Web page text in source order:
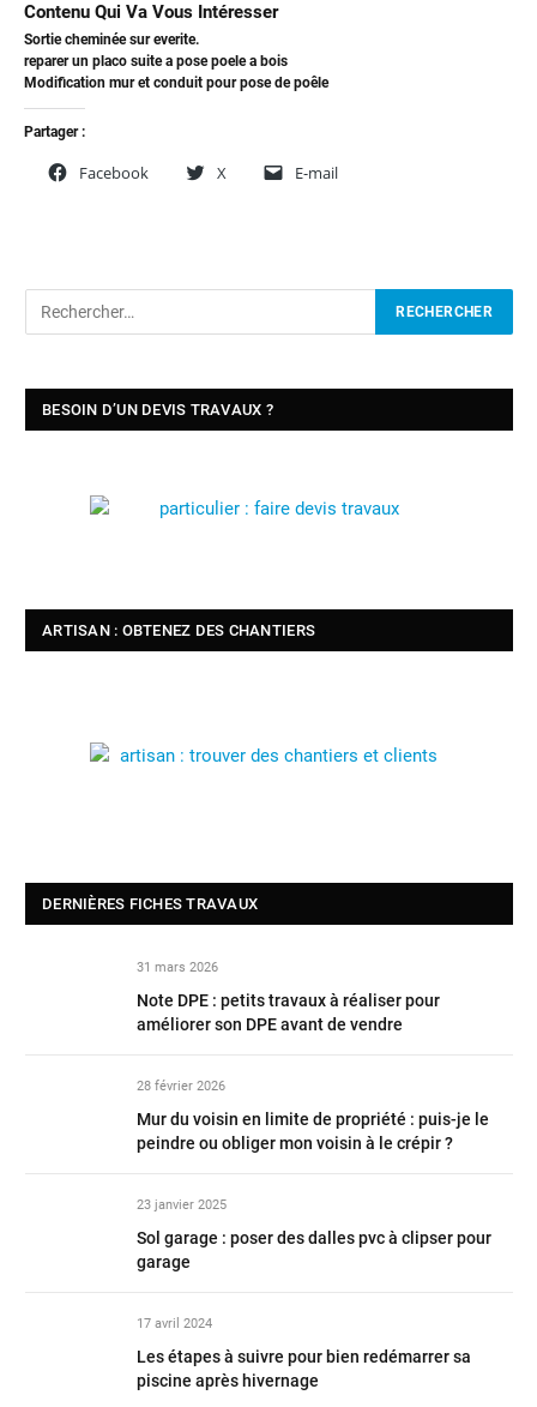
Contenu Qui Va Vous Intéresser
Sortie cheminée sur everite.
reparer un placo suite a pose poele a bois
Modification mur et conduit pour pose de poêle
Partager :
Facebook X E-mail
BESOIN D’UN DEVIS TRAVAUX ?
ARTISAN : OBTENEZ DES CHANTIERS
DERNIÈRES FICHES TRAVAUX
31 mars 2026
Note DPE : petits travaux à réaliser pour
améliorer son DPE avant de vendre
28 février 2026
Mur du voisin en limite de propriété : puis-je le
peindre ou obliger mon voisin à le crépir ?
23 janvier 2025
Sol garage : poser des dalles pvc à clipser pour
garage
17 avril 2024
Les étapes à suivre pour bien redémarrer sa
piscine après hivernage